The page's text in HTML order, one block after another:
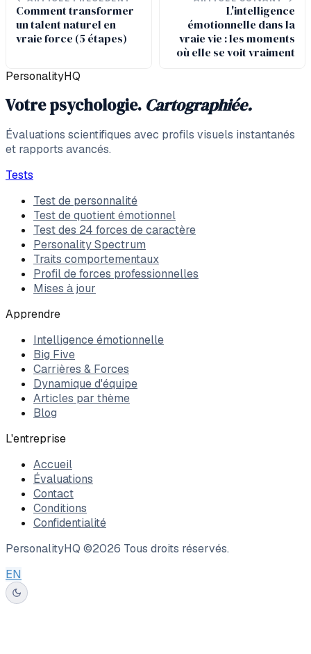
Comment transformer
un talent naturel en
vraie force (5 étapes)
L'intelligence
émotionnelle dans la
vraie vie : les moments
où elle se voit vraiment
PersonalityHQ
Votre psychologie. Cartographiée.
Évaluations scientifiques avec profils visuels instantanés
et rapports avancés.
Tests
Test de personnalité
Test de quotient émotionnel
Test des 24 forces de caractère
Personality Spectrum
Traits comportementaux
Profil de forces professionnelles
Mises à jour
Apprendre
Intelligence émotionnelle
Big Five
Carrières & Forces
Dynamique d'équipe
Articles par thème
Blog
L'entreprise
Accueil
Évaluations
Contact
Conditions
Confidentialité
PersonalityHQ ©2026 Tous droits réservés.
EN